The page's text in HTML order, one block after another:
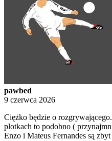
pawbed
9 czerwca 2026
Ciężko będzie o
plotkach to podobno (
Enzo i Mateus Fernandes są